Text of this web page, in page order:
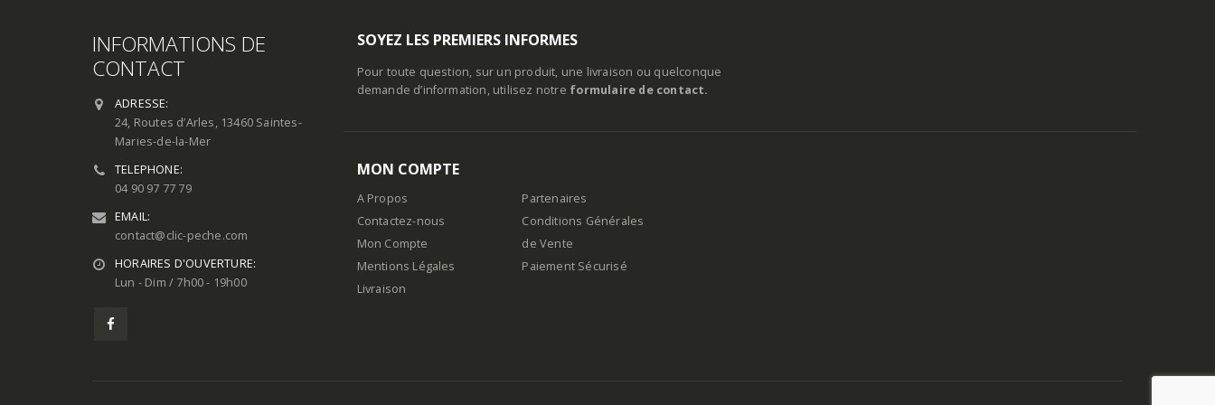
INFORMATIONS DE
CONTACT
ADRESSE:
24, Routes d’Arles, 13460 Saintes-
Maries-de-la-Mer
TELEPHONE:
04 90 97 77 79
EMAIL:
contact@clic-peche.com
HORAIRES D'OUVERTURE:
Lun - Dim / 7h00 - 19h00
SOYEZ LES PREMIERS INFORMES
Pour toute question, sur un produit, une livraison ou quelconque
demande d’information, utilisez notre formulaire de contact.
MON COMPTE
A Propos
Contactez-nous
Mon Compte
Mentions Légales
Livraison
Partenaires
Conditions Générales
de Vente
Paiement Sécurisé